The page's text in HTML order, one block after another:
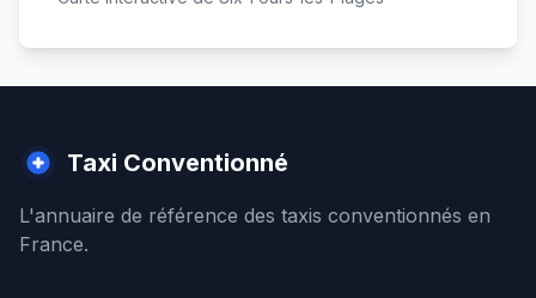
Taxi Conventionné
L'annuaire de référence des taxis conventionnés en
France.